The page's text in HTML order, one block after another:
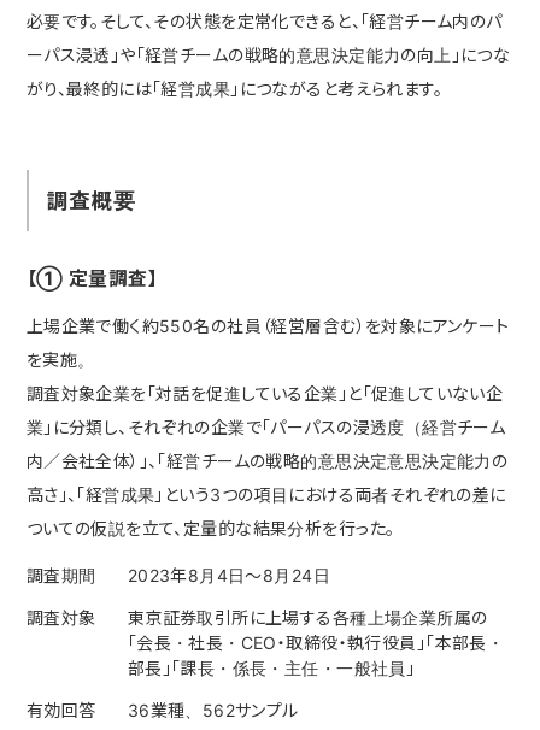
必要です。そして、その状態を定常化できると、「経営チーム内のパ
ーパス浸透」や「経営チームの戦略的意思決定能力の向上」につな
がり、最終的には「経営成果」につながると考えられます。
調査概要
【① 定量調査】
上場企業で働く約550名の社員（経営層含む）を対象にアンケート
を実施。
調査対象企業を「対話を促進している企業」と「促進していない企
業」に分類し、それぞれの企業で「パーパスの浸透度（経営チーム
内／会社全体）」、「経営チームの戦略的意思決定意思決定能力の
高さ」、「経営成果」という3つの項目における両者それぞれの差に
ついての仮説を立て、定量的な結果分析を行った。
調査期間 2023年8月4日〜8月24日
調査対象
東京証券取引所に上場する各種上場企業所属の
「会長・社長・CEO・取締役・執行役員」「本部長・
部長」「課長・係長・主任・一般社員」
有効回答 36業種、562サンプル